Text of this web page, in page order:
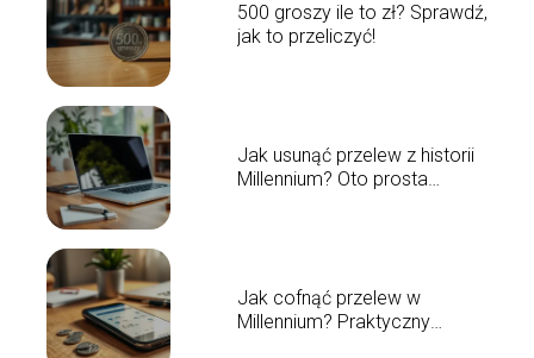
500 groszy ile to zł? Sprawdź,
jak to przeliczyć!
Jak usunąć przelew z historii
Millennium? Oto prosta
Jak cofnąć przelew w
Millennium? Praktyczny